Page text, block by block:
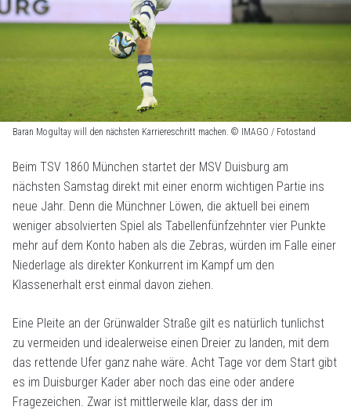
Baran Mogultay will den nächsten Karriereschritt machen. © IMAGO / Fotostand
Beim TSV 1860 München startet der MSV Duisburg am
nächsten Samstag direkt mit einer enorm wichtigen Partie ins
neue Jahr. Denn die Münchner Löwen, die aktuell bei einem
weniger absolvierten Spiel als Tabellenfünfzehnter vier Punkte
mehr auf dem Konto haben als die Zebras, würden im Falle einer
Niederlage als direkter Konkurrent im Kampf um den
Klassenerhalt erst einmal davon ziehen.
Eine Pleite an der Grünwalder Straße gilt es natürlich tunlichst
zu vermeiden und idealerweise einen Dreier zu landen, mit dem
das rettende Ufer ganz nahe wäre. Acht Tage vor dem Start gibt
es im Duisburger Kader aber noch das eine oder andere
Fragezeichen. Zwar ist mittlerweile klar, dass der im